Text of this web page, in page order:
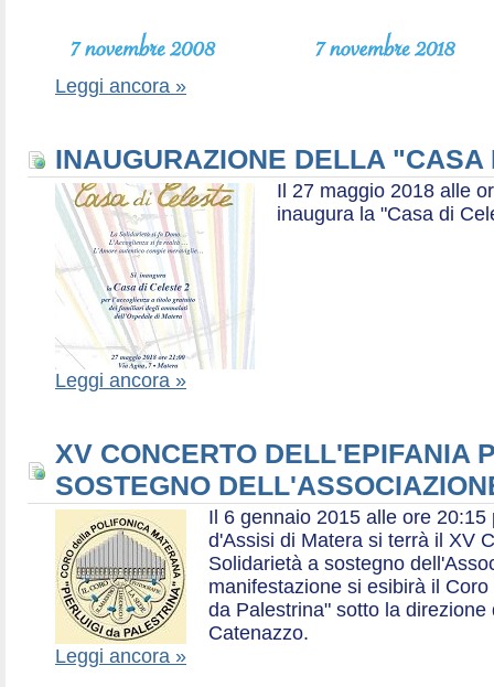
Leggi ancora »
INAUGURAZIONE DELLA
Il 27 maggio 2018 alle
inaugura la "Casa di
Leggi ancora »
XV CONCERTO DELL'EPIFANIA
SOSTEGNO
Il 6 gennaio 2015 alle ore
d'Assisi di Matera si terrà il XV
Solidarietà a sostegno
manifestazione si esibirà il
da Palestrina" sotto la
Catenazzo.
Leggi ancora »